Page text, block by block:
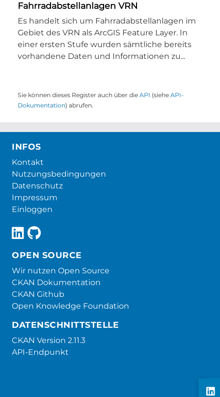
Fahrradabstellanlagen VRN
Es handelt sich um Fahrradabstellanlagen im
Gebiet des VRN als ArcGIS Feature Layer. In
einer ersten Stufe wurden sämtliche bereits
vorhandene Daten und Informationen zu...
Sie können dieses Register auch über die API (siehe API-
Dokumentation) abrufen.
INFOS
Kontakt
Nutzungsbedingungen
Datenschutz
Impressum
Einloggen
OPEN SOURCE
Wir nutzen Open Source
CKAN Dokumentation
CKAN Github
Open Knowledge Foundation
DATENSCHNITTSTELLE
CKAN Version 2.11.3
API-Endpunkt